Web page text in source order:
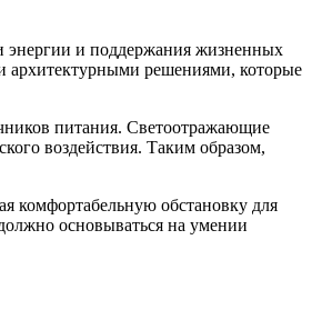
энергии и поддержания жизненных
архитектурными решениями, которые
питания. Светоотражающие
воздействия. Таким образом,
комфортабельную обстановку для
основываться на умении